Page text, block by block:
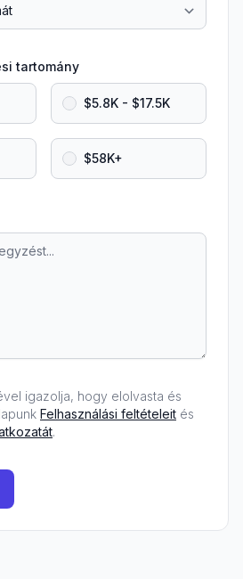
tartomány
$5.8K - $17.5K
$58K+
igazolja, hogy elolvasta és
Felhasználási feltételeit és
.